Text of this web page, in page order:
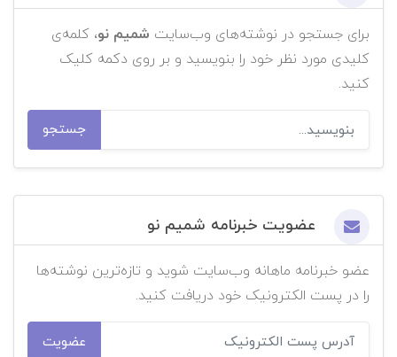
برای جستجو در نوشته‌های وب‌سایت شمیم نو، کلمه‌ی
کلیدی مورد نظر خود را بنویسید و بر روی دکمه کلیک
کنید.
جستجو
عضویت خبرنامه شمیم نو
عضو خبرنامه ماهانه وب‌سایت شوید و تازه‌ترین نوشته‌ها
را در پست الکترونیک خود دریافت کنید.
عضویت